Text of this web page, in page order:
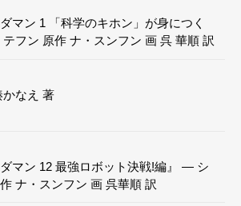
ダマン 1 「科学のキホン」が身につく
フン 原作 ナ・スンフン 画 呉 華順 訳
かなえ 著
ダマン 12 最強ロボット決戦!編』 — シ
ナ・スンフン 画 呉華順 訳